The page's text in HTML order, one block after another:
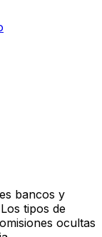
bancos y
tipos de
ocultas